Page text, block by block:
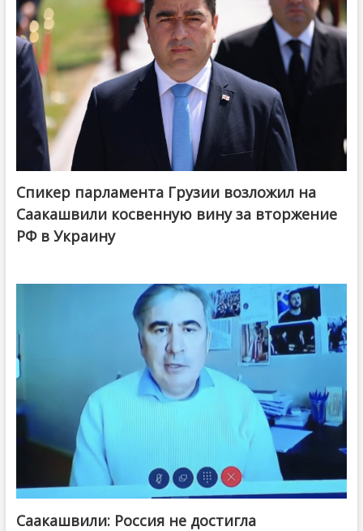
Спикер парламента Грузии возложил на
Саакашвили косвенную вину за вторжение
РФ в Украину
Саакашвили: Россия не достигла